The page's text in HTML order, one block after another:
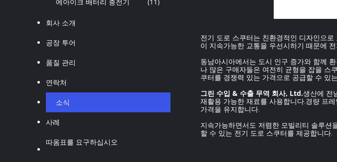
회사 소개
공장 투어
품질 관리
연락처
소식
사례
따옴표를 요구하십시오
전기 도로 스쿠터는 친환경적인 디자인으
이 지속가능한 교통을 우선시하기 때문에
동남아시아에서는 도시 인구 증가와 함께
나 많은 구매자들은 여전히 균형을 잡을 스
쿠터를 경쟁력 있는 가격으로 공급할 수 있
그린 수입 & 수출 무역 회사, Ltd.생산에 전
재활용 가능한 재료를 사용합니다.경량 프
가격을 유지합니다.
지속가능하면서도 저렴한 모빌리티 솔루션
할 수 있는 전기 도로 스쿠터를 제공합니다.